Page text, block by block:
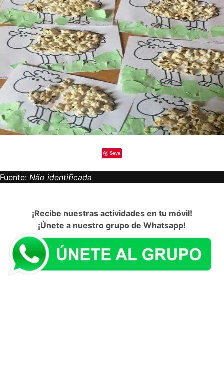
Save
Fuente: Não identificada
¡Recibe nuestras actividades en tu móvil!
¡Únete a nuestro grupo de Whatsapp!